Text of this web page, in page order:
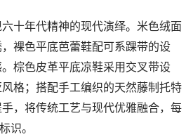
十年代精神的现代演绎。米色绒面
裸色平底芭蕾鞋配可系踝带的设
棕色皮革平底凉鞋采用交叉带设
格；搭配手工编织的天然藤制托特
，将传统工艺与现代优雅融合，每
识。